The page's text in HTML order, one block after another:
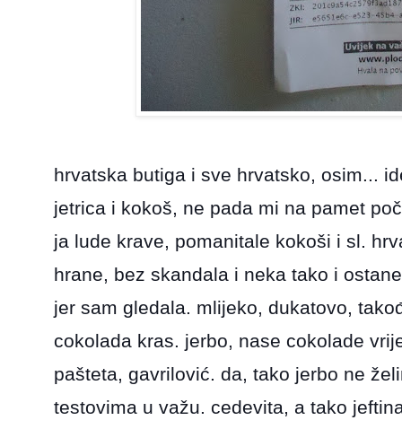
hrvatska butiga i sve hrvatsko, osim...
jetrica i kokoš, ne pada mi na pamet
ja lude krave, pomanitale kokoši i sl.
hrane, bez skandala i neka tako i
jer sam gledala. mlijeko, dukatovo,
cokolada kras. jerbo, nase cokolade
pašteta, gavrilović. da, tako jerbo ne
testovima u važu. cedevita, a tako